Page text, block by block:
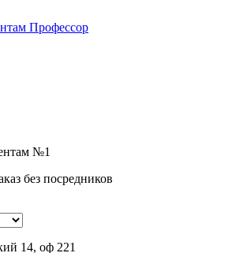
№1
без посредников
14, оф 221